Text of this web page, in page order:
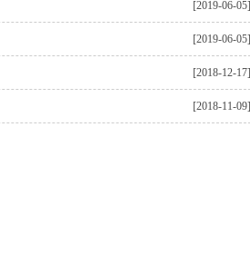
[2019-06-05]
[2019-06-05]
[2018-12-17]
[2018-11-09]